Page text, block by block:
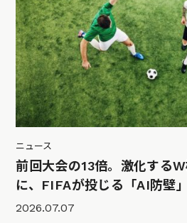
ニュース
前回大会の13倍。激化する
に、FIFAが投じる「AI防壁
2026.07.07